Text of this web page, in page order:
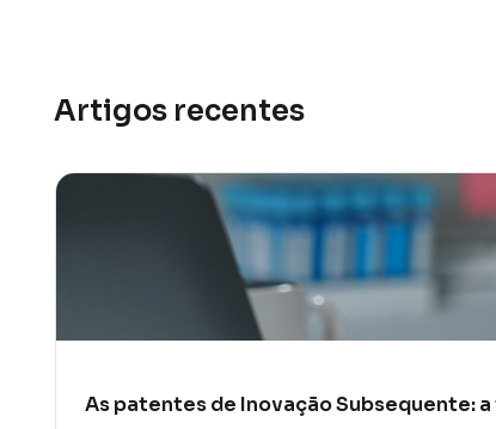
Artigos recentes
As patentes de Inovação Subsequente: